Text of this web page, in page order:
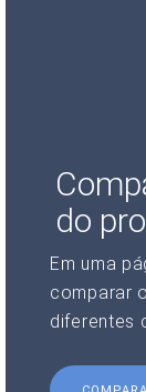
do
Em uma
comparar
diferentes